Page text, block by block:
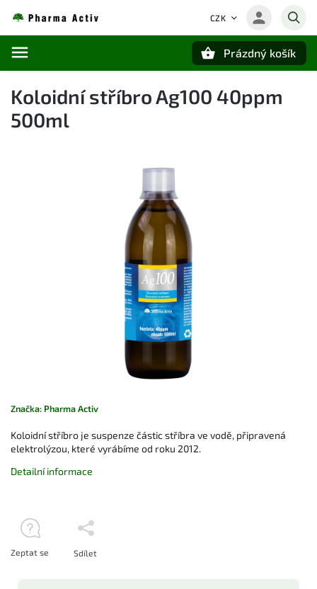
CZK
Prázdný košík
Koloidní stříbro Ag100 40ppm
500ml
Značka: Pharma Activ
Koloidní stříbro je suspenze částic stříbra ve vodě, připravená
elektrolýzou, které vyrábíme od roku 2012.
Detailní informace
Zeptat se Sdílet